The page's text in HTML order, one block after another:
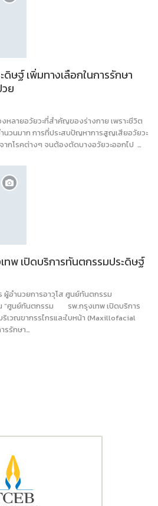
ษฐ์ เพิ่มทางเลือกในการรักษา
ย
หลายอวัยวะที่สำคัญของร่างกาย เพราะชีวิต
นวนมาก การที่ประสบปัญหาการสูญเสียอวัยวะ
กโรคต่างๆ จนต้องตัดบางอวัยวะออกไป …
พ เปิดบริการทันตกรรมประดิษฐ์
อำนวยการอาวุโส ศูนย์ทันตกรรม
น “ศูนย์ทันตกรรม รพ.กรุงเทพ เปิดบริการ
เวณขากรรไกรและใบหน้า (Maxillofacial
รรักษา…